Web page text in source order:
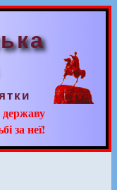
державу
за неї!